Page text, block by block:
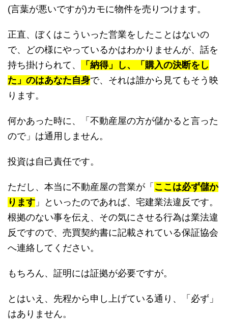
(言葉が悪いですが)カモに物件を売りつけます。
正直、ぼくはこういった営業をしたことはないの
で、どの様にやっているかはわかりませんが、話を
持ち掛けられて、
「納得」し、「購入の決断をし
た」のはあなた自身で、それは誰から見てもそう映
ります。
何かあった時に、「不動産屋の方が儲かると言った
ので」は通用しません。
投資は自己責任です。
ただし、本当に不動産屋の営業が「 ここは必ず儲か
ります 」といったのであれば、宅建業法違反です。
根拠のない事を伝え、その気にさせる行為は業法違
反ですので、売買契約書に記載されている保証協会
へ連絡してください。
もちろん、証明には証拠が必要ですが。
とはいえ、先程から申し上げている通り、「必ず」
はありません。